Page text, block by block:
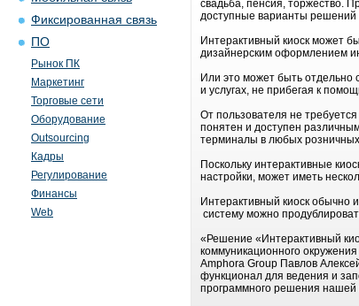
Фиксированная связь
ПО
Рынок ПК
Маркетинг
Торговые сети
Оборудование
Outsourcing
Кадры
Регулирование
Финансы
Web
свадьба, пенсия, торжество.
доступные варианты решений
Интерактивный киоск может
дизайнерским оформлением
Или это может быть отдельно
и услугах, не прибегая к
От пользователя не
понятен и доступен
терминалы в любых розничных
Поскольку интерактивные
настройки, может иметь
Интерактивный киоск обычно
систему можно
«Решение «Интерактивный
коммуникационного
Amphora Group Павлов
функционал для ведения и
программного решения нашей